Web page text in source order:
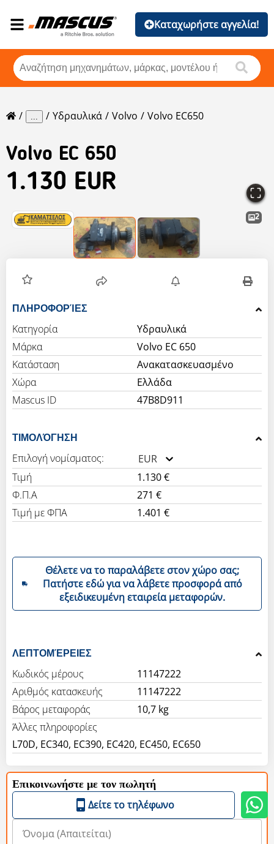
Καταχωρήστε αγγελία!
... Υδραυλικά Volvo Volvo EC650
Volvo EC 650
1.130 EUR
2
ΠΛΗΡΟΦΟΡΊΕΣ
Κατηγορία
Υδραυλικά
Μάρκα
Volvo EC 650
Κατάσταση
Ανακατασκευασμένο
Χώρα
Ελλάδα
Mascus ID
47B8D911
ΤΙΜΟΛΌΓΗΣΗ
Επιλογή νομίσματος:
EUR
Τιμή
1.130 €
Φ.Π.Α
271 €
Τιμή με ΦΠΑ
1.401 €
Θέλετε να το παραλάβετε στον χώρο σας;
Πατήστε εδώ για να λάβετε προσφορά από
εξειδικευμένη εταιρεία μεταφορών.
ΛΕΠΤΟΜΈΡΕΙΕΣ
Κωδικός μέρους
11147222
Αριθμός κατασκευής
11147222
Βάρος μεταφοράς
10,7 kg
Άλλες πληροφορίες
L70D, EC340, EC390, EC420, EC450, EC650
Επικοινωνήστε με τον πωλητή
Δείτε το τηλέφωνο